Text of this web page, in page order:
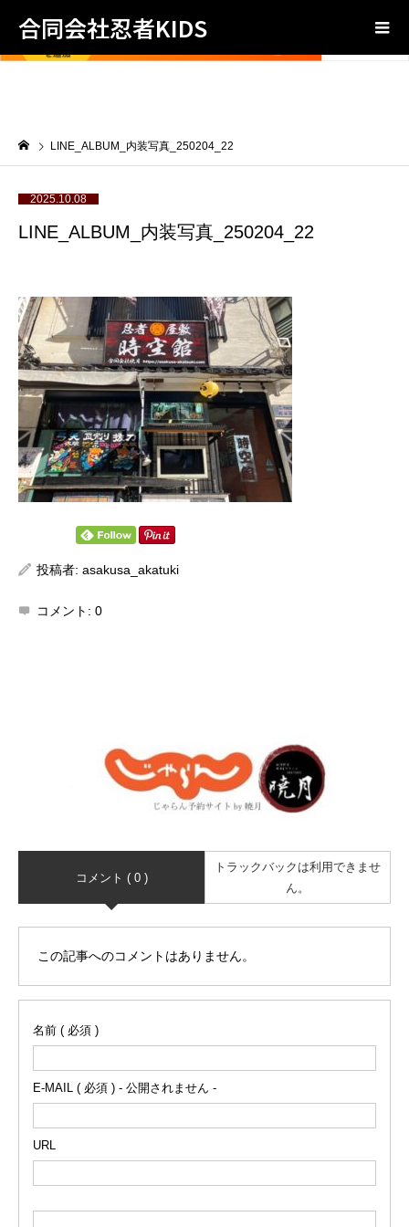
合同会社忍者KIDS
LINE_ALBUM_内装写真_250204_22
2025.10.08
LINE_ALBUM_内装写真_250204_22
投稿者: asakusa_akatuki
コメント: 0
コメント ( 0 )
トラックバックは利用できませ
ん。
この記事へのコメントはありません。
名前 ( 必須 )
E-MAIL ( 必須 ) - 公開されません -
URL